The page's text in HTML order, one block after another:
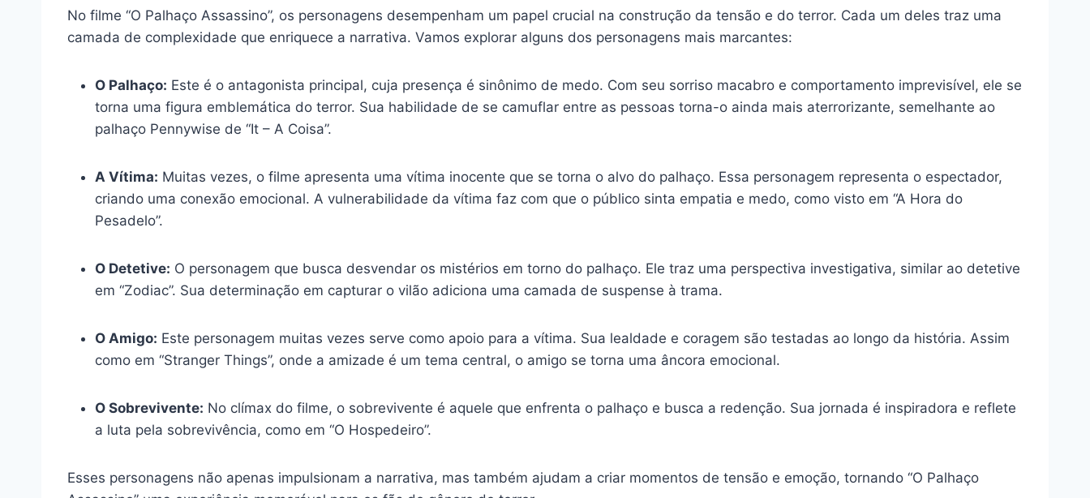
No filme “O Palhaço Assassino”, os personagens desempenham um papel crucial na construção da tensão e do terror. Cada um deles traz uma
camada de complexidade que enriquece a narrativa. Vamos explorar alguns dos personagens mais marcantes:
O Palhaço: Este é o antagonista principal, cuja presença é sinônimo de medo. Com seu sorriso macabro e comportamento imprevisível, ele se
torna uma figura emblemática do terror. Sua habilidade de se camuflar entre as pessoas torna-o ainda mais aterrorizante, semelhante ao
palhaço Pennywise de “It – A Coisa”.
A Vítima: Muitas vezes, o filme apresenta uma vítima inocente que se torna o alvo do palhaço. Essa personagem representa o espectador,
criando uma conexão emocional. A vulnerabilidade da vítima faz com que o público sinta empatia e medo, como visto em “A Hora do
Pesadelo”.
O Detetive: O personagem que busca desvendar os mistérios em torno do palhaço. Ele traz uma perspectiva investigativa, similar ao detetive
em “Zodiac”. Sua determinação em capturar o vilão adiciona uma camada de suspense à trama.
O Amigo: Este personagem muitas vezes serve como apoio para a vítima. Sua lealdade e coragem são testadas ao longo da história. Assim
como em “Stranger Things”, onde a amizade é um tema central, o amigo se torna uma âncora emocional.
O Sobrevivente: No clímax do filme, o sobrevivente é aquele que enfrenta o palhaço e busca a redenção. Sua jornada é inspiradora e reflete
a luta pela sobrevivência, como em “O Hospedeiro”.
Esses personagens não apenas impulsionam a narrativa, mas também ajudam a criar momentos de tensão e emoção, tornando “O Palhaço